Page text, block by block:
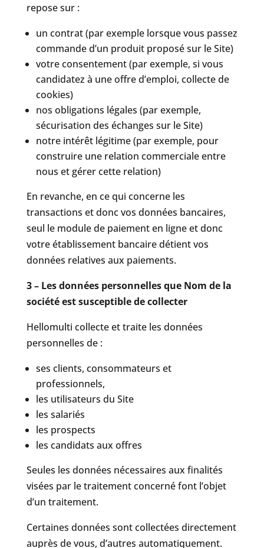
repose sur :
un contrat (par exemple lorsque vous passez
commande d’un produit proposé sur le Site)
votre consentement (par exemple, si vous
candidatez à une offre d’emploi, collecte de
cookies)
nos obligations légales (par exemple,
sécurisation des échanges sur le Site)
notre intérêt légitime (par exemple, pour
construire une relation commerciale entre
nous et gérer cette relation)
En revanche, en ce qui concerne les
transactions et donc vos données bancaires,
seul le module de paiement en ligne et donc
votre établissement bancaire détient vos
données relatives aux paiements.
3 – Les données personnelles que Nom de la
sociétéest susceptible de collecter
Hellomulti collecte et traite les données
personnelles de :
ses clients, consommateurs et
professionnels,
les utilisateurs du Site
les salariés
les prospects
les candidats aux offres
Seules les données nécessaires aux finalités
visées par le traitement concerné font l’objet
d’un traitement.
Certaines données sont collectées directement
auprès de vous, d’autres automatiquement.